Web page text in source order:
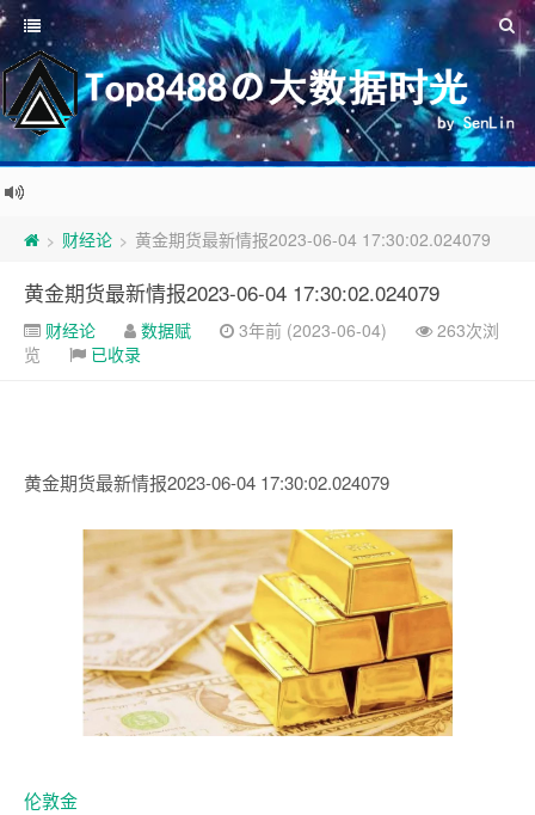
> 财经论 > 黄金期货最新情报2023-06-04 17:30:02.024079
黄金期货最新情报2023-06-04 17:30:02.024079
财经论 数据赋 3年前 (2023-06-04)
263次浏
览
已收录
黄金期货最新情报2023-06-04 17:30:02.024079
伦敦金